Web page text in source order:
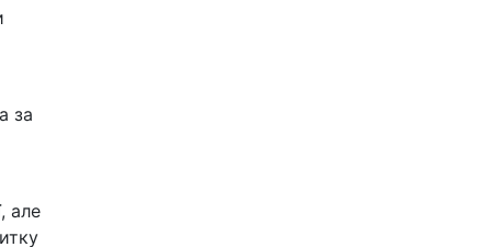
за
але